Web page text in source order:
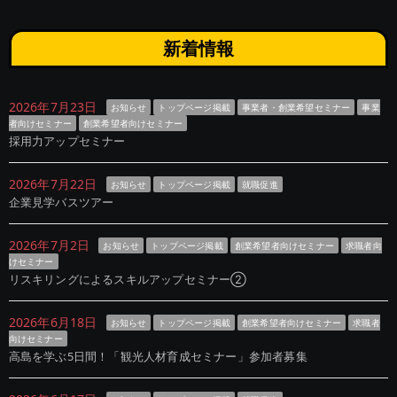
新着情報
2026年7月23日 お知らせ トップページ掲載 事業者・創業希望セミナー
事業
者向けセミナー
創業希望者向けセミナー
採用力アップセミナー
2026年7月22日 お知らせ トップページ掲載 就職促進
企業見学バスツアー
2026年7月2日 お知らせ トップページ掲載 創業希望者向けセミナー
求職者向
けセミナー
リスキリングによるスキルアップセミナー②
2026年6月18日 お知らせ トップページ掲載 創業希望者向けセミナー
求職者
向けセミナー
高島を学ぶ5日間！「観光人材育成セミナー」参加者募集